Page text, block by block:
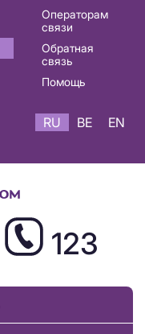
Операторам
связи
Обратная
связь
Помощь
RU BE EN
123